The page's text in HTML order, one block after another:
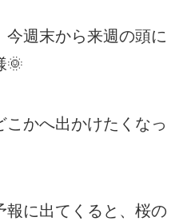
週末から来週の頭に
🌞
かへ出かけたくなっ
報に出てくると、桜の